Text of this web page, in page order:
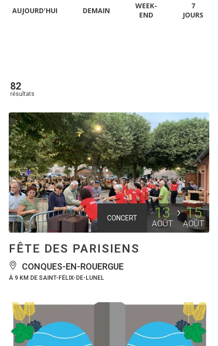
AUJOURD'HUI DEMAIN
WEEK-
END
7
JOURS
82
résultats
CONCERT 13
AOÛT
15
AOÛT
FÊTE DES PARISIENS
CONQUES-EN-ROUERGUE
À 9 KM DE SAINT-FÉLIX-DE-LUNEL